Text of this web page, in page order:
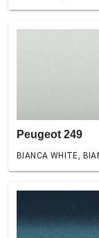
Peugeot 249
BIANCA WHITE,